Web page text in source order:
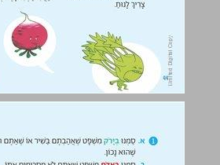
חוברת - כשאומרים, עמ' 45-44 ... 0